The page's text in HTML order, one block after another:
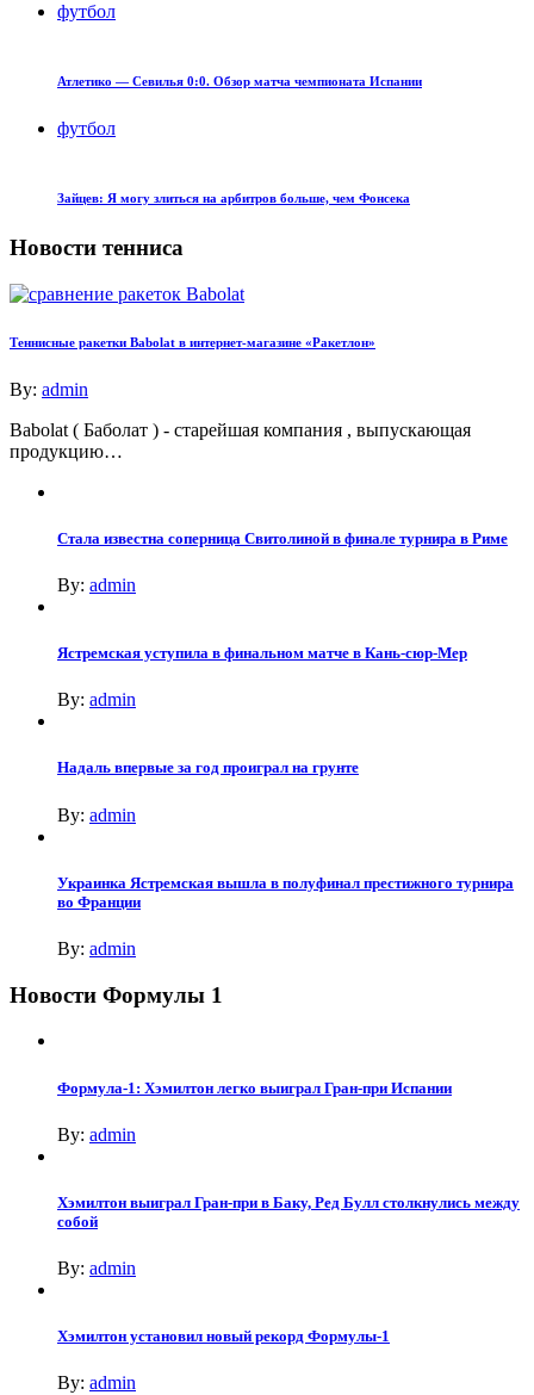
футбол
Атлетико — Севилья 0:0. Обзор матча чемпионата Испании
футбол
Зайцев: Я могу злиться на арбитров больше, чем Фонсека
Новости тенниса
Теннисные ракетки Babolat в интернет-магазине «Ракетлон»
By: admin
Babolat ( Баболат ) - старейшая компания , выпускающая
продукцию…
Стала известна соперница Свитолиной в финале турнира в Риме
By: admin
Ястремская уступила в финальном матче в Кань-сюр-Мер
By: admin
Надаль впервые за год проиграл на грунте
By: admin
Украинка Ястремская вышла в полуфинал престижного турнира
во Франции
By: admin
Новости Формулы 1
Формула-1: Хэмилтон легко выиграл Гран-при Испании
By: admin
Хэмилтон выиграл Гран-при в Баку, Ред Булл столкнулись между
собой
By: admin
Хэмилтон установил новый рекорд Формулы-1
By: admin